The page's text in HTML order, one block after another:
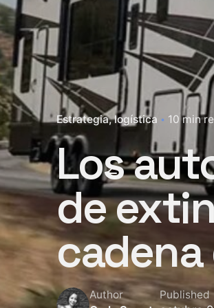
Estrategia logística 10 min
Los
de
Author Published